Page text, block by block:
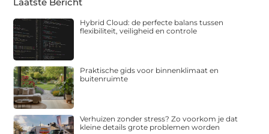
Hybrid Cloud: de perfecte balans tussen
flexibiliteit, veiligheid en controle
Praktische gids voor binnenklimaat en
buitenruimte
Verhuizen zonder stress? Zo voorkom je dat
kleine details grote problemen worden